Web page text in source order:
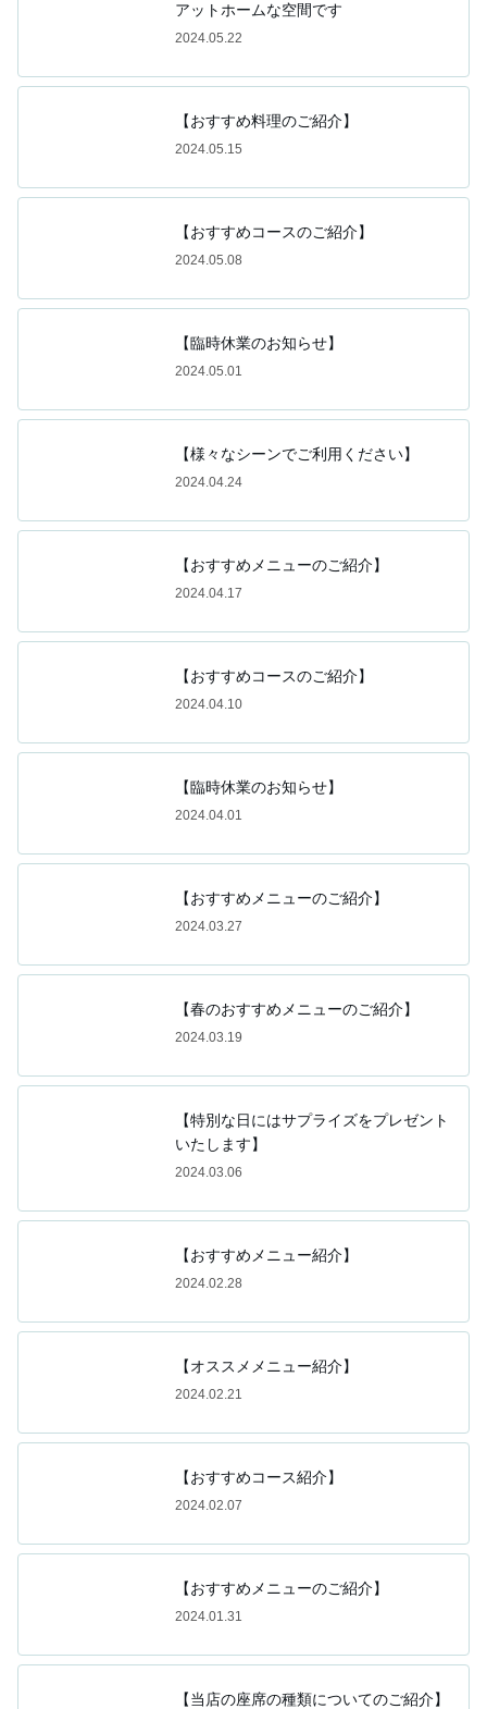
アットホームな空間です
2024.05.22
【おすすめ料理のご紹介】
2024.05.15
【おすすめコースのご紹介】
2024.05.08
【臨時休業のお知らせ】
2024.05.01
【様々なシーンでご利用ください】
2024.04.24
【おすすめメニューのご紹介】
2024.04.17
【おすすめコースのご紹介】
2024.04.10
【臨時休業のお知らせ】
2024.04.01
【おすすめメニューのご紹介】
2024.03.27
【春のおすすめメニューのご紹介】
2024.03.19
【特別な日にはサプライズをプレゼント
いたします】
2024.03.06
【おすすめメニュー紹介】
2024.02.28
【オススメメニュー紹介】
2024.02.21
【おすすめコース紹介】
2024.02.07
【おすすめメニューのご紹介】
2024.01.31
【当店の座席の種類についてのご紹介】